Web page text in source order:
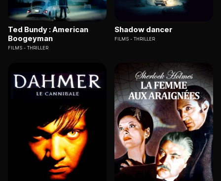
Ted Bundy : American
Boogeyman
FILMS THRILLER
Shadow dancer
FILMS THRILLER